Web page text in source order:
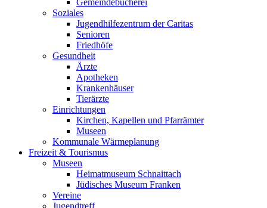
Gemeindebücherei
Soziales
Jugendhilfezentrum der Caritas
Senioren
Friedhöfe
Gesundheit
Ärzte
Apotheken
Krankenhäuser
Tierärzte
Einrichtungen
Kirchen, Kapellen und Pfarrämter
Museen
Kommunale Wärmeplanung
Freizeit & Tourismus
Museen
Heimatmuseum Schnaittach
Jüdisches Museum Franken
Vereine
Jugendtreff